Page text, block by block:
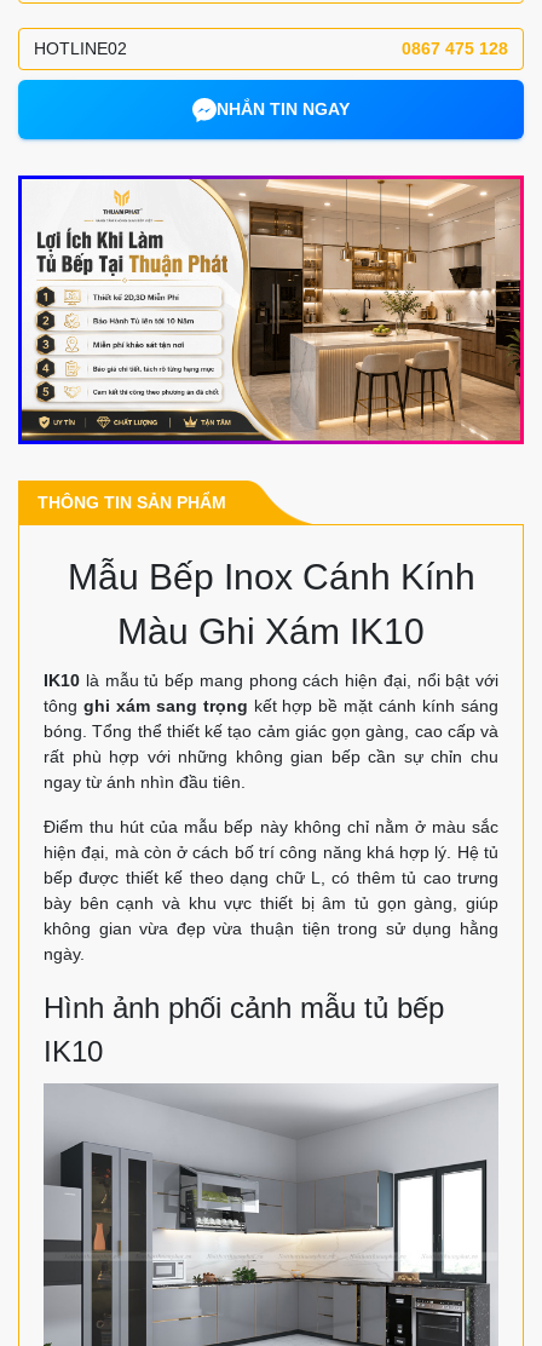
HOTLINE02 0867 475 128
NHẮN TIN NGAY
THÔNG TIN SẢN PHẨM
Mẫu Bếp Inox Cánh Kính
Màu Ghi Xám IK10
IK10 là mẫu tủ bếp mang phong cách hiện đại, nổi bật với
tông ghi xám sang trọng kết hợp bề mặt cánh kính sáng
bóng. Tổng thể thiết kế tạo cảm giác gọn gàng, cao cấp và
rất phù hợp với những không gian bếp cần sự chỉn chu
ngay từ ánh nhìn đầu tiên.
Điểm thu hút của mẫu bếp này không chỉ nằm ở màu sắc
hiện đại, mà còn ở cách bố trí công năng khá hợp lý. Hệ tủ
bếp được thiết kế theo dạng chữ L, có thêm tủ cao trưng
bày bên cạnh và khu vực thiết bị âm tủ gọn gàng, giúp
không gian vừa đẹp vừa thuận tiện trong sử dụng hằng
ngày.
Hình ảnh phối cảnh mẫu tủ bếp
IK10